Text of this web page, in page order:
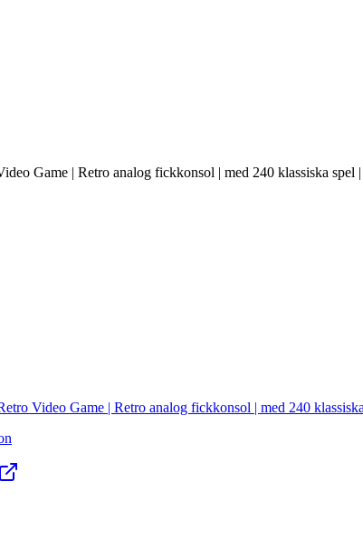
Game | Retro analog fickkonsol | med 240 klassiska spel
Video Game | Retro analog fickkonsol | med 240